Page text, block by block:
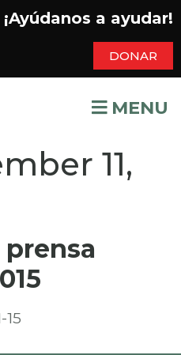
¡Ayúdanos a ayudar!
DONAR
MENU
11,